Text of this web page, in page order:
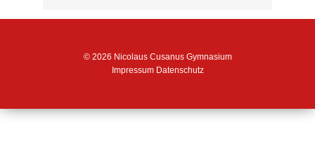
© 2026 Nicolaus Cusanus Gymnasium
Impressum Datenschutz